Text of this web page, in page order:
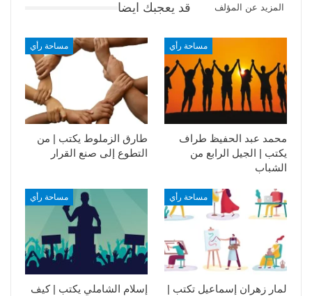
قد يعجبك ايضا المزيد عن المؤلف
مساحة رأي
طارق الزملوط يكتب | من
التطوع إلى صنع القرار
مساحة رأي
محمد عبد الحفيظ طراف
يكتب | الجيل الرابع من
الشباب
مساحة رأي
إسلام الشاملي يكتب | كيف
مساحة رأي
لمار زهران إسماعيل تكتب |